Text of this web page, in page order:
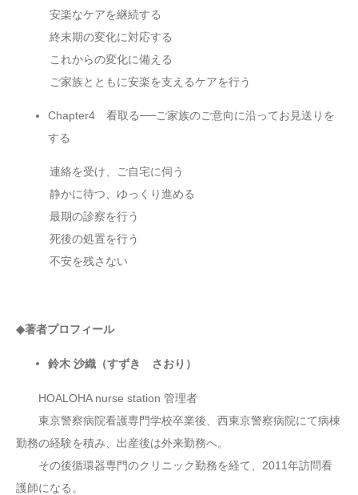
安楽なケアを継続する
終末期の変化に対応する
これからの変化に備える
ご家族とともに安楽を支えるケアを行う
Chapter4 看取る──ご家族のご意向に沿ってお見送りを
する
連絡を受け、ご自宅に伺う
静かに待つ、ゆっくり進める
最期の診察を行う
死後の処置を行う
不安を残さない
◆著者プロフィール
鈴木 沙織 （すずき さおり）
HOALOHA nurse station 管理者
東京警察病院看護専門学校卒業後、西東京警察病院にて病棟
勤務の経験を積み、出産後は外来勤務へ。
その後循環器専門のクリニック勤務を経て、2011年訪問看
護師になる。